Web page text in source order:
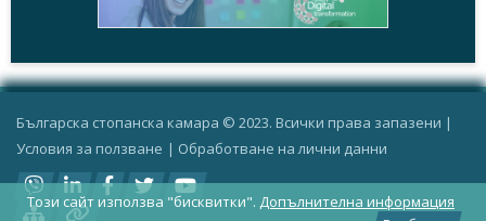
Българска стопанска камара © 2023. Всички права запазени |
Условия за ползване | Oбработване на лични данни
Този сайт използва "бисквитки". Допълнителна информация